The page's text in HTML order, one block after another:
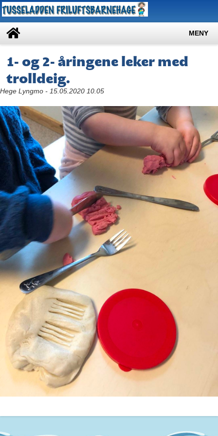
MENY
1- og 2- åringene leker med
trolldeig.
Hege Lyngmo - 15.05.2020 10.05